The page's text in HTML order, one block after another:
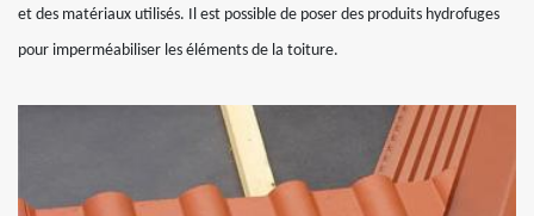
et des matériaux utilisés. Il est possible de poser des produits hydrofuges
pour imperméabiliser les éléments de la toiture.